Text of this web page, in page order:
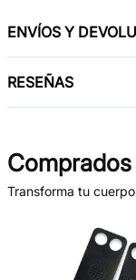
ENVÍOS Y
RESEÑAS
Transforma tu